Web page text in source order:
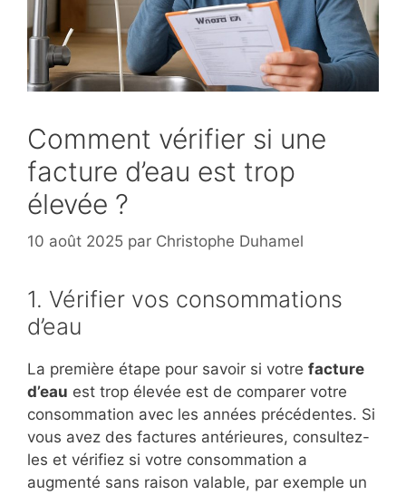
Comment vérifier si une
facture d’eau est trop
élevée ?
10 août 2025 par Christophe Duhamel
1. Vérifier vos consommations
d’eau
La première étape pour savoir si votre facture
d’eau est trop élevée est de comparer votre
consommation avec les années précédentes. Si
vous avez des factures antérieures, consultez-
les et vérifiez si votre consommation a
augmenté sans raison valable, par exemple un